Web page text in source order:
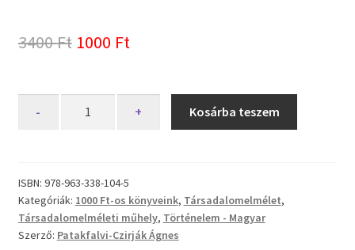
3400Ft Original
was:
1000 FtCurrent
is:
1000 Ft.
-
politikától
a
hétköznapokig
mennyiség
+ Kosárba teszem
ISBN: 978-963-338-104-5
Kategóriák: 1000 Ft-os könyveink, Társadalomelmélet,
Társadalomelméleti műhely, Történelem - Magyar
Szerző: Patakfalvi-Czirják Ágnes